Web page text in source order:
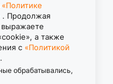
8 (800) 550-11-38
Звонок бесплатный
пн-пт с 8.00 до 17.00
«Политике
. Продолжая
выражаете
а также
с «Политикой
.
обрабатывались,